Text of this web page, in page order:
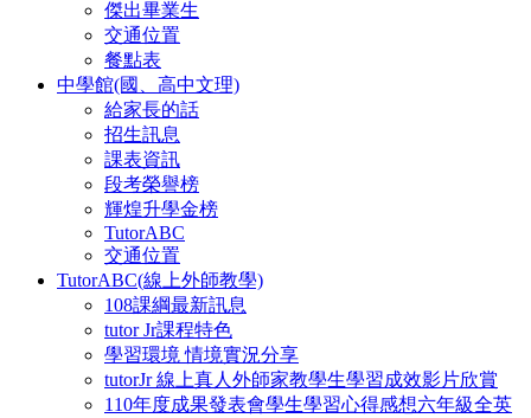
傑出畢業生
交通位置
餐點表
中學館(國、高中文理)
給家長的話
招生訊息
課表資訊
段考榮譽榜
輝煌升學金榜
TutorABC
交通位置
TutorABC(線上外師教學)
108課綱最新訊息
tutor Jr課程特色
學習環境 情境實況分享
tutorJr 線上真人外師家教學生學習成效影片欣賞
110年度成果發表會學生學習心得感想六年級全英